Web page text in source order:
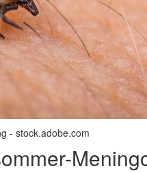
- stock.adobe.com